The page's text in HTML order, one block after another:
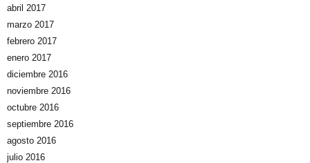
abril 2017
marzo 2017
febrero 2017
enero 2017
diciembre 2016
noviembre 2016
octubre 2016
septiembre 2016
agosto 2016
julio 2016